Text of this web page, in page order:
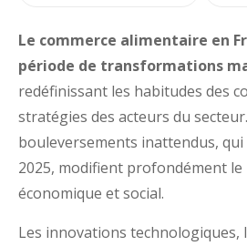
Le commerce alimentaire en
période de transformations
redéfinissant les habitudes des
stratégies des acteurs du
bouleversements inattendus, qui
2025, modifient profondément le
économique et social.
Les innovations technologiques,